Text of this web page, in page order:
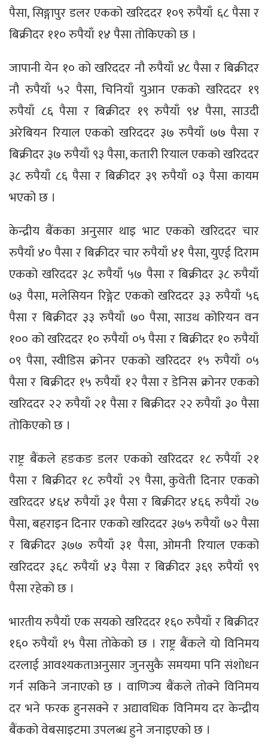
पैसा, सिङ्गापुर डलर एकको खरिददर १०९ रुपैयाँ ६८ पैसा र
बिक्रीदर ११० रुपैयाँ १४ पैसा तोकिएको छ ।
जापानी येन १० को खरिददर नौ रुपैयाँ ४८ पैसा र बिक्रीदर
नौ रुपैयाँ ५२ पैसा, चिनियाँ युआन एकको खरिददर १९
रुपैयाँ ८६ पैसा र बिक्रीदर १९ रुपैयाँ ९४ पैसा, साउदी
अरेबियन रियाल एकको खरिददर ३७ रुपैयाँ ७७ पैसा र
बिक्रीदर ३७ रुपैयाँ ९३ पैसा, कतारी रियाल एकको खरिददर
३८ रुपैयाँ ८६ पैसा र बिक्रीदर ३९ रुपैयाँ ०३ पैसा कायम
भएको छ ।
केन्द्रीय बैंकका अनुसार थाइ भाट एकको खरिददर चार
रुपैयाँ ४० पैसा र बिक्रीदर चार रुपैयाँ ४१ पैसा, युएई दिराम
एकको खरिददर ३८ रुपैयाँ ५७ पैसा र बिक्रीदर ३८ रुपैयाँ
७३ पैसा, मलेसियन रिङ्गेट एकको खरिददर ३३ रुपैयाँ ५६
पैसा र बिक्रीदर ३३ रुपैयाँ ७० पैसा, साउथ कोरियन वन
१०० को खरिददर १० रुपैयाँ ०५ पैसा र बिक्रीदर १० रुपैयाँ
०९ पैसा, स्वीडिस क्रोनर एकको खरिददर १५ रुपैयाँ ०५
पैसा र बिक्रीदर १५ रुपैयाँ १२ पैसा र डेनिस क्रोनर एकको
खरिददर २२ रुपैयाँ २१ पैसा र बिक्रीदर २२ रुपैयाँ ३० पैसा
तोकिएको छ ।
राष्ट्र बैंकले हङकङ डलर एकको खरिददर १८ रुपैयाँ २१
पैसा र बिक्रीदर १८ रुपैयाँ २९ पैसा, कुवेती दिनार एकको
खरिददर ४६४ रुपैयाँ ३१ पैसा र बिक्रीदर ४६६ रुपैयाँ २७
पैसा, बहराइन दिनार एकको खरिददर ३७५ रुपैयाँ ७२ पैसा
र बिक्रीदर ३७७ रुपैयाँ ३१ पैसा, ओमनी रियाल एकको
खरिददर ३६८ रुपैयाँ ४३ पैसा र बिक्रीदर ३६९ रुपैयाँ ९९
पैसा रहेको छ ।
भारतीय रुपैयाँ एक सयको खरिददर १६० रुपैयाँ र बिक्रीदर
१६० रुपैयाँ १५ पैसा तोकेको छ । राष्ट्र बैंकले यो विनिमय
दरलाई आवश्यकताअनुसार जुनसुकै समयमा पनि संशोधन
गर्न सकिने जनाएको छ । वाणिज्य बैंकले तोक्ने विनिमय
दर भने फरक हुनसक्ने र अद्यावधिक विनिमय दर केन्द्रीय
बैंकको वेबसाइटमा उपलब्ध हुने जनाइएको छ ।